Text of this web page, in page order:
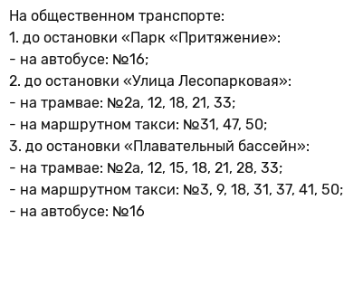
На общественном транспорте:
1. до остановки «Парк «Притяжение»:
- на автобусе: №16;
2. до остановки «Улица Лесопарковая»:
- на трамвае: №2а, 12, 18, 21, 33;
- на маршрутном такси: №31, 47, 50;
3. до остановки «Плавательный бассейн»:
- на трамвае: №2а, 12, 15, 18, 21, 28, 33;
- на маршрутном такси: №3, 9, 18, 31, 37, 41, 50;
- на автобусе: №16